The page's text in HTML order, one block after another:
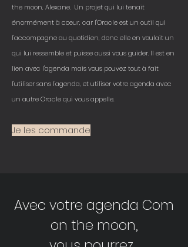
the moon, Alexane. Un projet qui lui tenait
énormément à coeur, car l'Oracle est un outil qui
l'accompagne au quotidien, donc elle en voulait un
qui lui ressemble et puisse aussi vous guider. Il est en
lien avec l'agenda mais vous pouvez tout à fait
l'utiliser sans l'agenda, et utiliser votre agenda avec
un autre Oracle qui vous appelle.
Je les commande
Avec votre agenda Com
on the moon,